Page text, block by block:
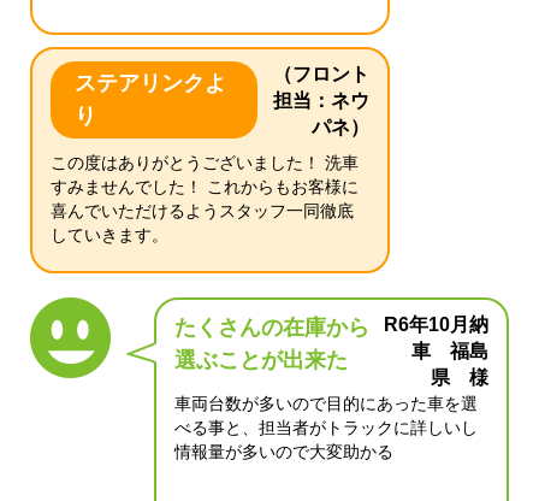
ステアリンクよ
り
（フロント
担当：ネウ
パネ）
この度はありがとうございました！ 洗車
すみませんでした！ これからもお客様に
喜んでいただけるようスタッフ一同徹底
していきます。
たくさんの在庫から
選ぶことが出来た
R6年10月納
車 福島
県 様
車両台数が多いので目的にあった車を選
べる事と、担当者がトラックに詳しいし
情報量が多いので大変助かる